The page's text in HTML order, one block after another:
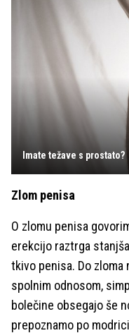
Imate težave s prostato?
Zlom penisa
O zlomu penisa
erekcijo raztrga
tkivo penisa. Do zloma
spolnim odnosom,
bolečine obsegajo še
prepoznamo po